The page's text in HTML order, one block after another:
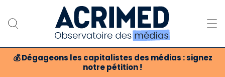
💰 Dégageons les capitalistes des médias : signez
notre pétition !
Notre association